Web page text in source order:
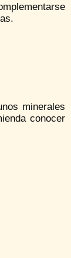
minerales
conocer